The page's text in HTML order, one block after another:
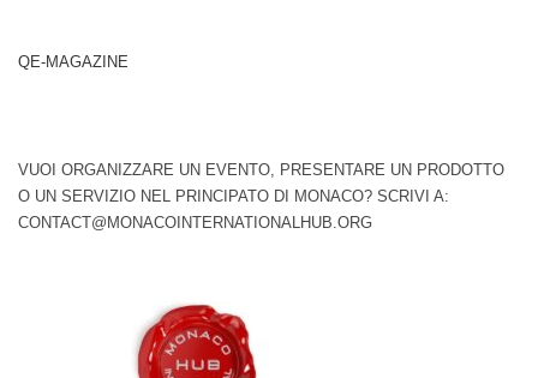
QE-MAGAZINE
VUOI ORGANIZZARE UN EVENTO, PRESENTARE UN PRODOTTO
O UN SERVIZIO NEL PRINCIPATO DI MONACO? SCRIVI A:
CONTACT@MONACOINTERNATIONALHUB.ORG